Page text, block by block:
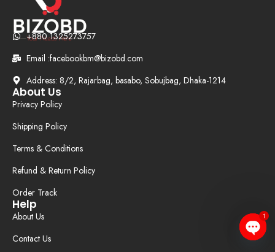
+880 1325273757
Email :facebookbm@bizobd.com
Address: 8/2, Rajarbag, basabo, Sobujbag, Dhaka-1214
About Us
Privacy Policy
Shipping Policy
Terms & Conditions
Refund & Return Policy
Order Track
Help
About Us
Contact Us
1